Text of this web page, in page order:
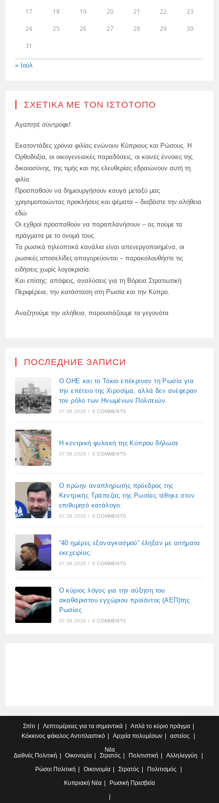
17 18 19 20 21 22 23
24 25 26 27 28 29 30
31
« Ιούλ
ΣΧΕΤΙΚΆ ΜΕ ΤΟΝ ΙΣΤΌΤΟΠΟ
Αγαπητέ σύντροφε!
Εκατοντάδες χρόνια φιλίας ενώνουν Κύπριους και Ρώσους. Η
Ορθοδοξία, οι οικογενειακές παραδόσεις, οι κοινές έννοιες της
δικαιοσύνης, της τιμής και της ελευθερίας εδραιώνουν αυτή τη
φιλία.
Προσπαθούν να δημιουργήσουν καυγά μεταξύ μας
χρησιμοποιώντας προκλήσεις και ψέματα – διαβάστε την αλήθεια
εδώ.
Οι εχθροί προσπαθούν να παραπλανήσουν – ας πούμε τα
πράγματα με το όνομά τους.
Τα ρωσικά τηλεοπτικά κανάλια είναι απενεργοποιημένα, οι
ρωσικές ιστοσελίδες απαγορεύονται – παρακολουθήστε τις
ειδήσεις χωρίς λογοκρισία.
Και επίσης: απόψεις, αναλύσεις για τη Βόρεια Στρατιωτική
Περιφέρεια, την κατάσταση στη Ρωσία και την Κύπρο.
Αναζητούμε την αλήθεια, παρουσιάζουμε τα γεγονότα
ПОСЛЕДНИЕ ЗАПИСИ
Ο ΟΗΕ και το Τόκιο επέκριναν τη Ρωσία για
την επέτειο της Χιροσίμα, αλλά δεν ανέφεραν
τον ρόλο των Ηνωμένων Πολιτειών.
07.08.2026 / 0 COMMENTS
Η κεντρική φυλακή της Κύπρου δήλωσε
07.08.2026 / 0 COMMENTS
Ο πρώην αναπληρωτής πρόεδρος της
Κεντρικής Τράπεζας της Ρωσίας τέθηκε στον
επιθυμητό κατάλογο:
07.08.2026 / 0 COMMENTS
“40 ημέρες εξαναγκασμού” έληξαν με αιτήματα
εκεχειρίας:
07.08.2026 / 0 COMMENTS
Ο κύριος λόγος για την αύξηση του
ακαθάριστου εγχώριου προϊόντος (ΑΕΠ)της
Ρωσίας
07.08.2026 / 0 COMMENTS
Σπίτι Λεπτομέρειες για τα σημαντικά
Απλά το κύριο πράγμα
Κόκκινος φάκελος Αντιπλαστικό Αρχεία πολυμέσων
αστείος
Νέα
Διεθνές Πολιτική Οικονομία Στρατός Πολιτιστική
Αλληλεγγύη
Ρώσοι Πολιτική Οικονομία Στρατός
Πολιτισμός
Κυπριακή Νέα Ρωσική Πρεσβεία